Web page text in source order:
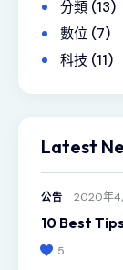
分類 (13)
數位 (7)
科技 (11)
Latest
公告 2020年4
10 Best
5